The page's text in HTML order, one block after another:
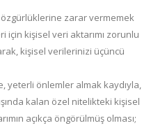
zarar vermemek
için kişisel veri aktarımı zorunlu
kişisel verilerinizi üçüncü
yeterli önlemler almak kaydıyla,
kalan özel nitelikteki kişisel
açıkça öngörülmüş olması;